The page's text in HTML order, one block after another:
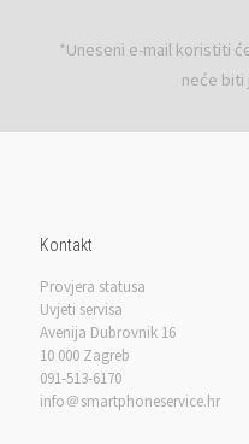
*Uneseni e-mail koristiti
neće biti
Kontakt
Provjera statusa
Uvjeti servisa
Avenija Dubrovnik 16
10 000 Zagreb
091-513-6170
info＠smartphoneservice.hr